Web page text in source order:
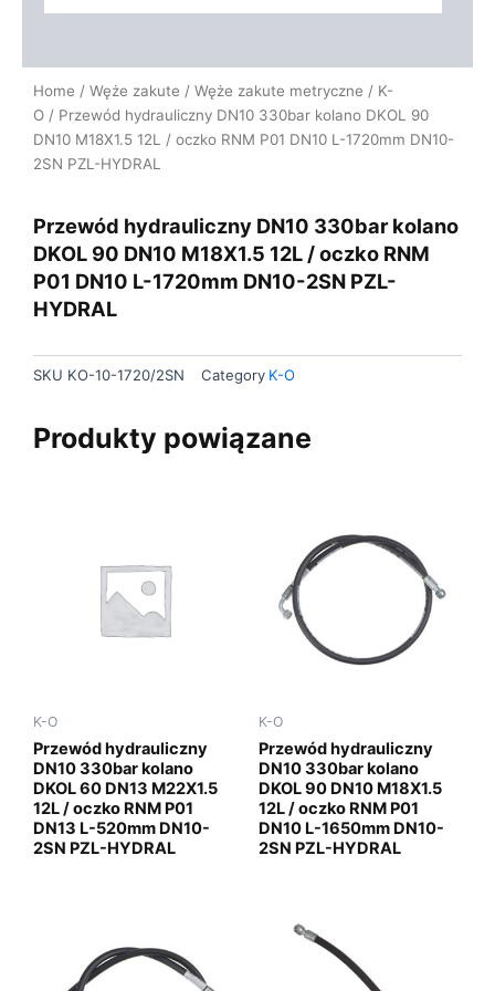
Home / Węże zakute / Węże zakute metryczne / K-
O / Przewód hydrauliczny DN10 330bar kolano DKOL 90
DN10 M18X1.5 12L / oczko RNM P01 DN10 L-1720mm DN10-
2SN PZL-HYDRAL
Przewód hydrauliczny DN10 330bar kolano
DKOL 90 DN10 M18X1.5 12L / oczko RNM
P01 DN10 L-1720mm DN10-2SN PZL-
HYDRAL
SKU KO-10-1720/2SN Category K-O
Produkty powiązane
K-O
Przewód hydrauliczny
DN10 330bar kolano
DKOL 60 DN13 M22X1.5
12L / oczko RNM P01
DN13 L-520mm DN10-
2SN PZL-HYDRAL
K-O
Przewód hydrauliczny
DN10 330bar kolano
DKOL 90 DN10 M18X1.5
12L / oczko RNM P01
DN10 L-1650mm DN10-
2SN PZL-HYDRAL